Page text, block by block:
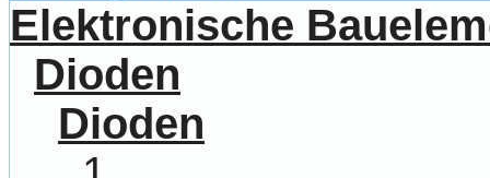
Elektronische
Dioden
Dioden